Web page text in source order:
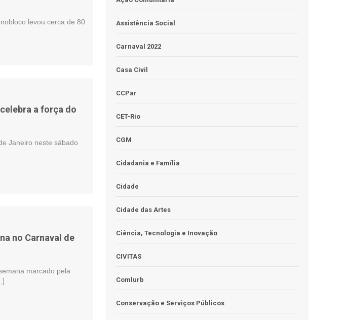
levou cerca de 80
a força do
Janeiro neste sábado
no Carnaval de
marcado pela
Assistência Social
Carnaval 2022
Casa Civil
CCPar
CET-Rio
CGM
Cidadania e Família
Cidade
Cidade das Artes
Ciência, Tecnologia e Inovação
CIVITAS
Comlurb
Conservação e Serviços Públicos